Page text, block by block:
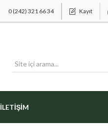
0 (242) 321 66 34 Kayıt
İLETIŞIM